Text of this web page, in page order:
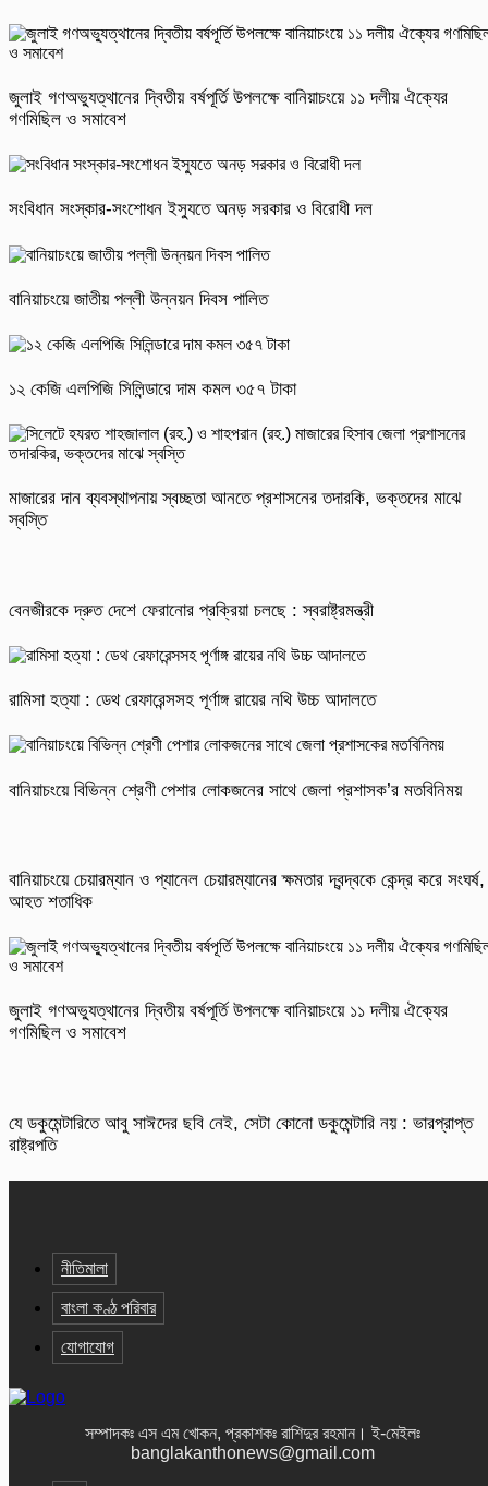
জুলাই গণঅভ্যুত্থানের দ্বিতীয় বর্ষপূর্তি উপলক্ষে বানিয়াচংয়ে ১১ দলীয় ঐক্যের
গণমিছিল ও সমাবেশ
সংবিধান সংস্কার-সংশোধন ইস্যুতে অনড় সরকার ও বিরোধী দল
বানিয়াচংয়ে জাতীয় পল্লী উন্নয়ন দিবস পালিত
১২ কেজি এলপিজি সিলিন্ডারে দাম কমল ৩৫৭ টাকা
মাজারের দান ব্যবস্থাপনায় স্বচ্ছতা আনতে প্রশাসনের তদারকি, ভক্তদের মাঝে
স্বস্তি
বেনজীরকে দ্রুত দেশে ফেরানোর প্রক্রিয়া চলছে : স্বরাষ্ট্রমন্ত্রী
রামিসা হত্যা : ডেথ রেফারেন্সসহ পূর্ণাঙ্গ রায়ের নথি উচ্চ আদালতে
বানিয়াচংয়ে বিভিন্ন শ্রেণী পেশার লোকজনের সাথে জেলা প্রশাসক’র মতবিনিময়
বানিয়াচংয়ে চেয়ারম্যান ও প্যানেল চেয়ারম্যানের ক্ষমতার দ্বন্দ্বকে কেন্দ্র করে সংঘর্ষ,
আহত শতাধিক
জুলাই গণঅভ্যুত্থানের দ্বিতীয় বর্ষপূর্তি উপলক্ষে বানিয়াচংয়ে ১১ দলীয় ঐক্যের
গণমিছিল ও সমাবেশ
যে ডকুমেন্টারিতে আবু সাঈদের ছবি নেই, সেটা কোনো ডকুমেন্টারি নয় : ভারপ্রাপ্ত
রাষ্ট্রপতি
নীতিমালা
বাংলা কণ্ঠ পরিবার
যোগাযোগ
সম্পাদকঃ এস এম খোকন, প্রকাশকঃ রাশিদুর রহমান । ই-মেইলঃ
banglakanthonews@gmail.com